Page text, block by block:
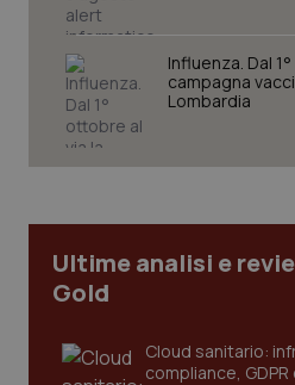
Influenza. Dal
campagna
Lombardia
Ultime analisi e
Gold
Cloud sanitario:
compliance,
Necessari Statistici
sito web abilitandone
protette del sito. Il sito web
Nome
VISITOR_PRIVACY_METADATA